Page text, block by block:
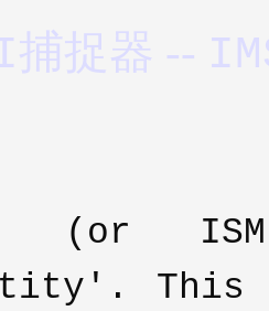
捕捉器 --
(or
This